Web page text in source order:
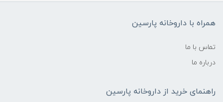
همراه با داروخانه پارسین
تماس با ما
درباره ما
راهنمای خرید از داروخانه پارسین